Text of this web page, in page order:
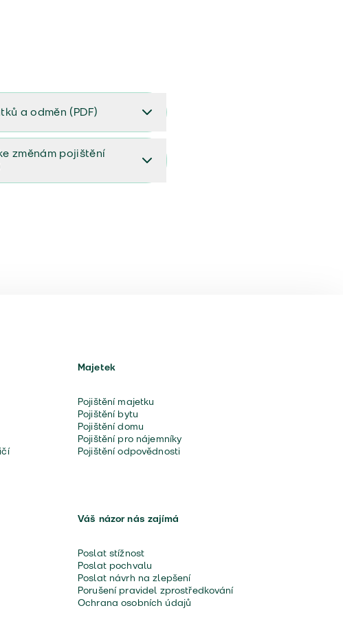
a odměn (PDF)
(PDF)
změnám pojištění
Majetek
Pojištění majetku
Pojištění bytu
Pojištění domu
Pojištění pro nájemníky
Pojištění odpovědnosti
Váš názor nás zajímá
Poslat stížnost
Poslat pochvalu
Poslat návrh na zlepšení
Porušení pravidel zprostředkování
Ochrana osobních údajů